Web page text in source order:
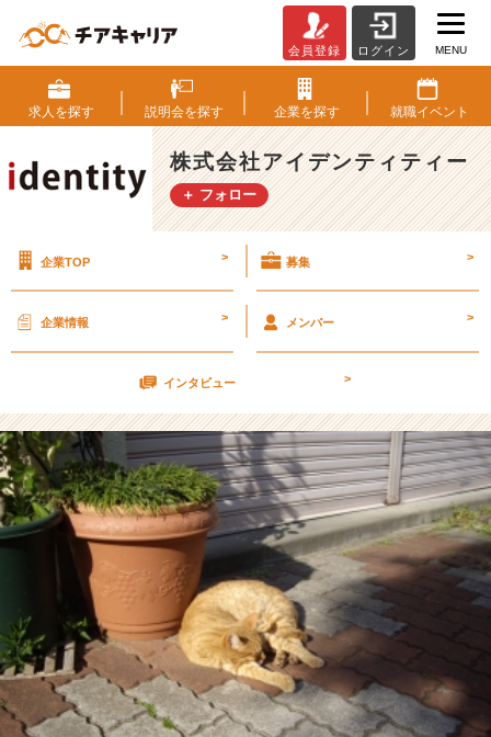
春
日
和。
【株
式
会
デ
ィ
テ
ー
の
タ
イ
ム
ラ
イ
ン】
|
ベ
ン
チ
ャ
ー・
会員登録 ログイン MENU
求人を探す 説明会を探す 企業を探す 就職イベント
株式会社アイデンティティー
＋ フォロー
企業TOP > 募集 >
企業情報 > メンバー >
インタビュー >